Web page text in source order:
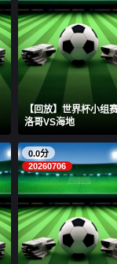
【回放】世界杯小组
洛哥VS海地
0.0分
20260706